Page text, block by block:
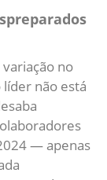
no
não está
— apenas